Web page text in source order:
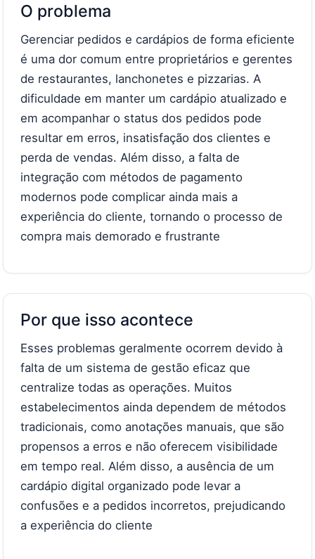
O problema
Gerenciar pedidos e cardápios de forma eficiente
é uma dor comum entre proprietários e gerentes
de restaurantes, lanchonetes e pizzarias. A
dificuldade em manter um cardápio atualizado e
em acompanhar o status dos pedidos pode
resultar em erros, insatisfação dos clientes e
perda de vendas. Além disso, a falta de
integração com métodos de pagamento
modernos pode complicar ainda mais a
experiência do cliente, tornando o processo de
compra mais demorado e frustrante
Por que isso acontece
Esses problemas geralmente ocorrem devido à
falta de um sistema de gestão eficaz que
centralize todas as operações. Muitos
estabelecimentos ainda dependem de métodos
tradicionais, como anotações manuais, que são
propensos a erros e não oferecem visibilidade
em tempo real. Além disso, a ausência de um
cardápio digital organizado pode levar a
confusões e a pedidos incorretos, prejudicando
a experiência do cliente